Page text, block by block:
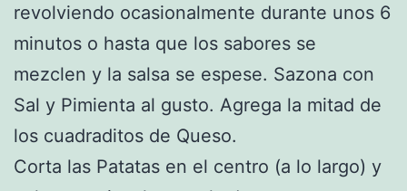
revolviendo ocasionalmente durante unos 6
minutos o hasta que los sabores se
mezclen y la salsa se espese. Sazona con
Sal y Pimienta al gusto. Agrega la mitad de
los cuadraditos de Queso.
Corta las Patatas en el centro (a lo largo) y